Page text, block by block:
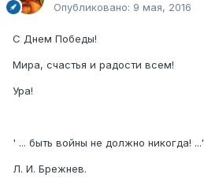
Опубликовано: 9 мая, 2016
С Днем Победы!
Мира, счастья и радости всем!
Ура!
' ... быть войны не должно никогда! ...'
Л. И. Брежнев.